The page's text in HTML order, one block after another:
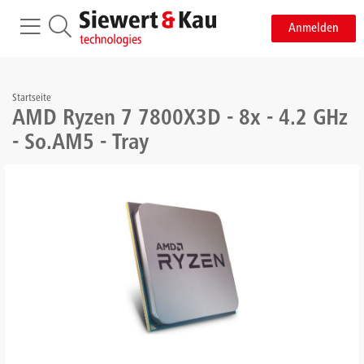
Anmelden
Startseite
AMD Ryzen 7 7800X3D - 8x - 4.2 GHz
- So.AM5 - Tray